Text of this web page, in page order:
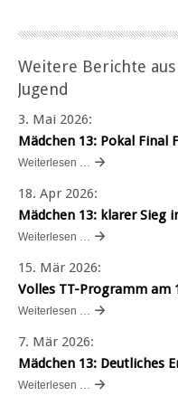
Weitere Berichte
Jugend
3. Mai 2026:
Mädchen 13: Pokal Final
Weiterlesen …
18. Apr 2026:
Mädchen 13: klarer Sieg
Weiterlesen …
15. Mär 2026:
Volles TT-Programm am
Weiterlesen …
7. Mär 2026:
Mädchen 13: Deutliches
Weiterlesen …